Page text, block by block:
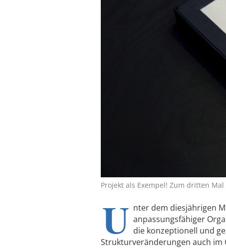
Projekt als Exempel! Zum dritten
U nter dem diesjährigen
anpassungsfähiger
die konzeptionell und
Strukturveränderungen auch im